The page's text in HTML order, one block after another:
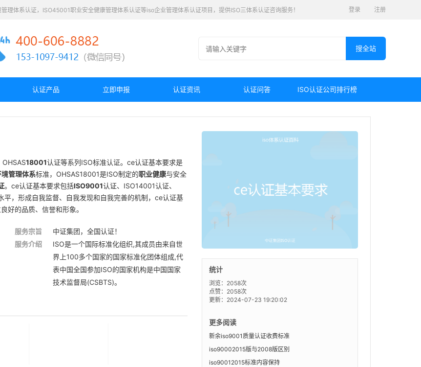
体系认证，ISO45001职业安全健康管理体系认证等iso企业管理体系认证项目，提供ISO三体系认证咨询服务！ 登录 注册
认证产品 立即申报 认证资讯 认证问答 ISO认证公司排行榜
OHSAS18001认证等系列ISO标准认证。ce认证基本要求是
境管理体系标准，OHSAS18001是ISO制定的职业健康与安全
。ce认证基本要求包括ISO9001认证、ISO14001认证、
，形成自我监督、自我发现和自我完善的机制，ce认证基
好的品质、信誉和形象。
服务宗旨
中证集团，全国认证！
服务介绍
ISO是一个国际标准化组织,其成员由来自世
界上100多个国家的国家标准化团体组成,代
表中国全国参加ISO的国家机构是中国国家
技术监督局(CSBTS)。
统计
浏览：2058次
点赞：2058次
更新：2024-07-23 19:20:02
更多阅读
新余iso9001质量认证收费标准
iso90002015版与2008版区别
iso90012015标准内容保持